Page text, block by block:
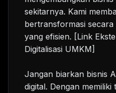
sekitarnya. Kami
bertransformasi secara
yang efisien. [Link
Digitalisasi UMKM]
Jangan biarkan bisnis
digital. Dengan